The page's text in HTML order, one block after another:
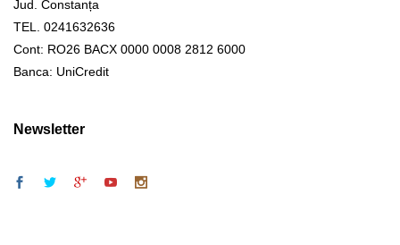
Jud. Constanța
TEL. 0241632636
Cont: RO26 BACX 0000 0008 2812 6000
Banca: UniCredit
Newsletter